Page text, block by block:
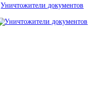
Уничтожители документов